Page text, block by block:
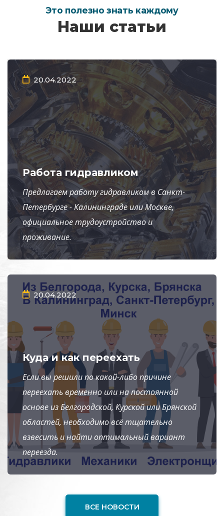
Это полезно знать каждому
Наши статьи
20.04.2022
Работа гидравликом
Предлагаем работу гидравликом в Санкт-
Петербурге - Калининграде или Москве,
официальное трудоустройство и
проживание.
20.04.2022
Куда и как переехать
Если вы решили по какой-либо причине
переехать временно или на постоянной
основе из Белгородской, Курской или Брянской
областей, необходимо всё тщательно
взвесить и найти оптимальный вариант
переезда.
ВСЕ НОВОСТИ